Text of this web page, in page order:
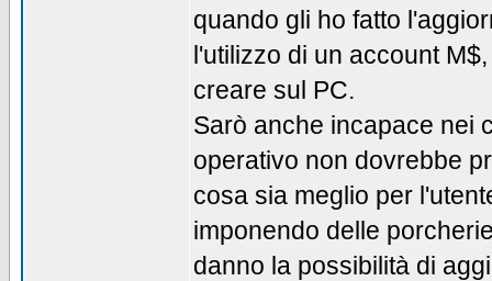
quando gli ho fatto
l'utilizzo di un account
creare sul PC.
Sarò anche incapace nei
operativo non dovrebbe
cosa sia meglio per
imponendo delle
danno la possibilità di